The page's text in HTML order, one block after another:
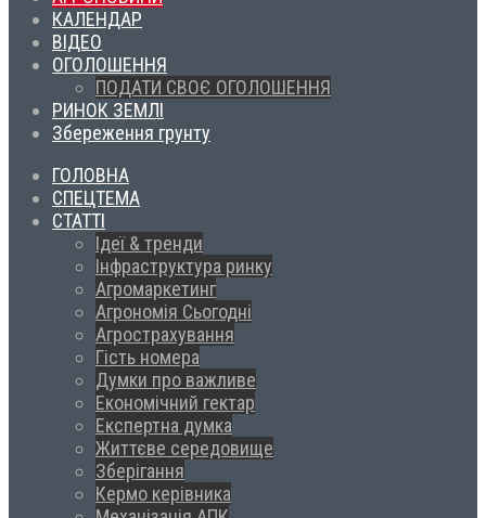
КАЛЕНДАР
ВІДЕО
ОГОЛОШЕННЯ
ПОДАТИ СВОЄ ОГОЛОШЕННЯ
РИНОК ЗЕМЛІ
Збереження грунту
ГОЛОВНА
СПЕЦТЕМА
СТАТТІ
Ідеї & тренди
Інфраструктура ринку
Агромаркетинг
Агрономія Сьогодні
Агрострахування
Гість номера
Думки про важливе
Економічний гектар
Експертна думка
Життєве середовище
Зберігання
Кермо керівника